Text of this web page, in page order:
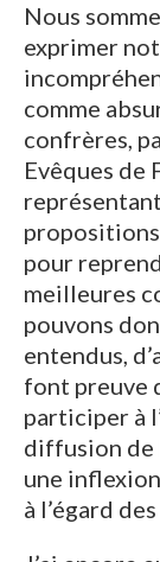
Nous
exprimer
comme
confrères,
Evêques de
pour
meilleures
pouvons
entendus,
font preuve
participer à
diffusion de
une
à l’égard